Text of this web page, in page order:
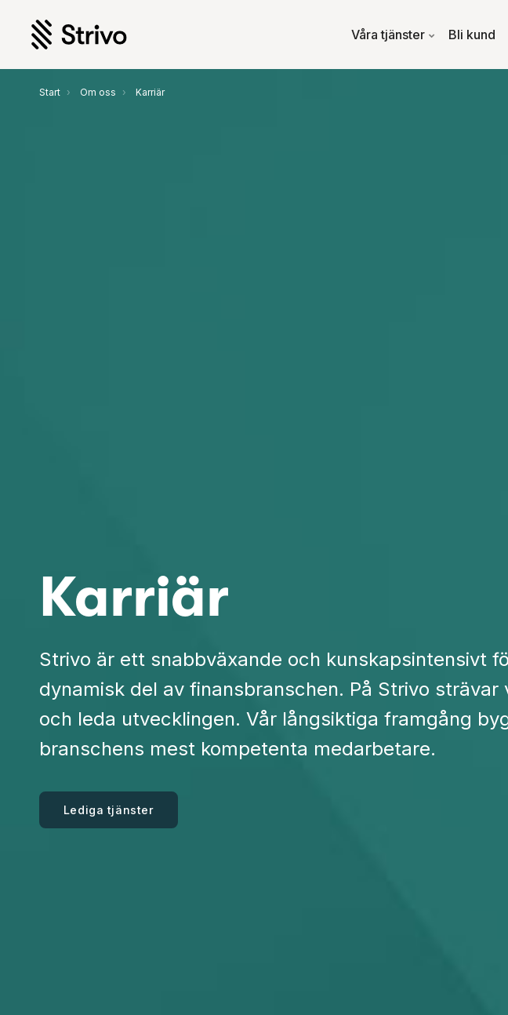
Våra tjänster Bli kund
Start Om oss Karriär
Karriär
Strivo är ett snabbväxande och kunskapsintensivt
dynamisk del av finansbranschen. På Strivo
och leda utvecklingen. Vår långsiktiga framgång
branschens mest kompetenta medarbetare.
Lediga tjänster